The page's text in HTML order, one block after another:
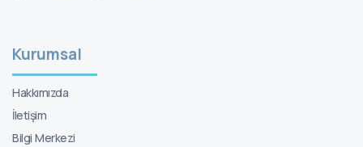
Kurumsal
Hakkımızda
İletişim
Bilgi Merkezi